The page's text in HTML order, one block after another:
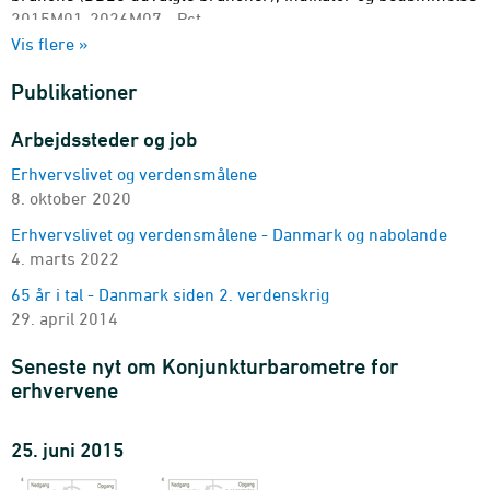
2015M01-2026M07 - Pct.
Produktionsbegrænsninger i industrien
2015M01-2026M07 - Pct.
Kapacitetsudnyttelse i industrien
branche (DB25 udvalgte brancher)
2015K1-2026K3 - Pct.
Vurdering af produktionskapacitet
branche (DB25 udvalgte brancher) og bedømmelse
2015K1-2026K3 - Pct.
Konkurrencesituationen på eksportmarkederne i industrien
branche (DB25 udvalgte brancher), indikator og bedømmelse
2023K3-2026K3 - Pct.
Vurdering af forretningssituationens forudsigelighed
branche (DB25 udvalgte brancher) og bedømmelse
Vis flere »
Publikationer
Arbejdssteder og job
Erhvervslivet og verdensmålene
8. oktober 2020
Erhvervslivet og verdensmålene - Danmark og nabolande
4. marts 2022
65 år i tal - Danmark siden 2. verdenskrig
29. april 2014
Seneste nyt om Konjunkturbarometre for
erhvervene
25. juni 2015